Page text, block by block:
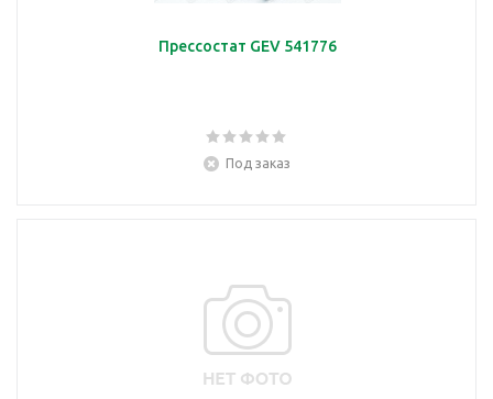
Прессостат GEV 541776
Под заказ